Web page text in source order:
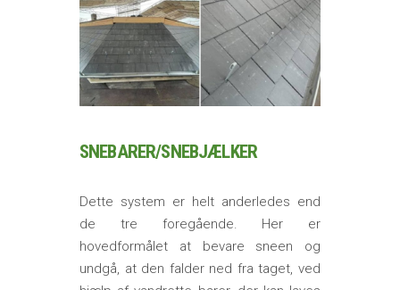
SNEBARER/SNEBJÆLKER
Dette system er helt anderledes end
de tre foregående. Her er
hovedformålet at bevare sneen og
undgå, at den falder ned fra taget, ved